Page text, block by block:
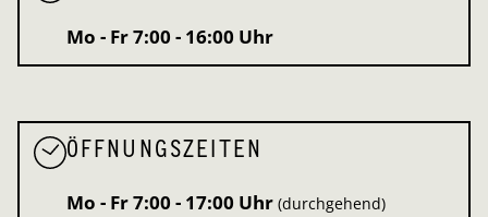
Mo - Fr7:00 - 16:00 Uhr
ÖFFNUNGSZEITEN
Mo - Fr7:00 - 17:00 Uhr (durchgehend)